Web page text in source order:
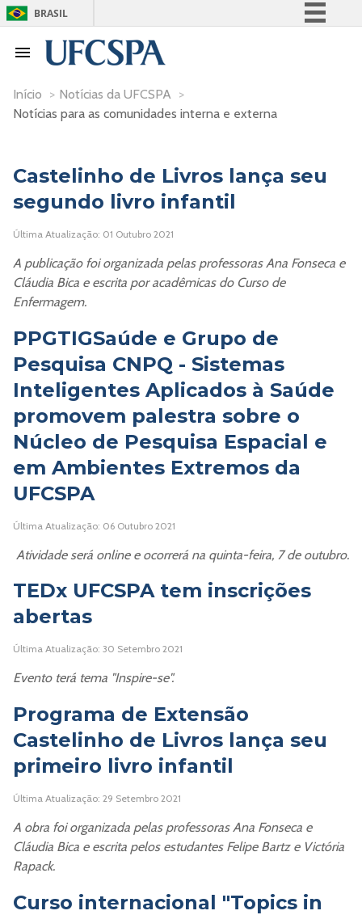
BRASIL
Acesso à informação
Início > Notícias da UFCSPA >
Notícias para as comunidades interna e externa
Castelinho de Livros lança seu
segundo livro infantil
Última Atualização: 01 Outubro 2021
A publicação foi organizada pelas professoras Ana Fonseca e
Cláudia Bica e escrita por acadêmicas do Curso de
Enfermagem.
PPGTIGSaúde e Grupo de
Pesquisa CNPQ - Sistemas
Inteligentes Aplicados à Saúde
promovem palestra sobre o
Núcleo de Pesquisa Espacial e
em Ambientes Extremos da
UFCSPA
Última Atualização: 06 Outubro 2021
Atividade será online e ocorrerá na quinta-feira, 7 de outubro.
TEDx UFCSPA tem inscrições
abertas
Última Atualização: 30 Setembro 2021
Evento terá tema "Inspire-se".
Programa de Extensão
Castelinho de Livros lança seu
primeiro livro infantil
Última Atualização: 29 Setembro 2021
A obra foi organizada pelas professoras Ana Fonseca e
Cláudia Bica e escrita pelos estudantes Felipe Bartz e Victória
Rapack.
Curso internacional "Topics in